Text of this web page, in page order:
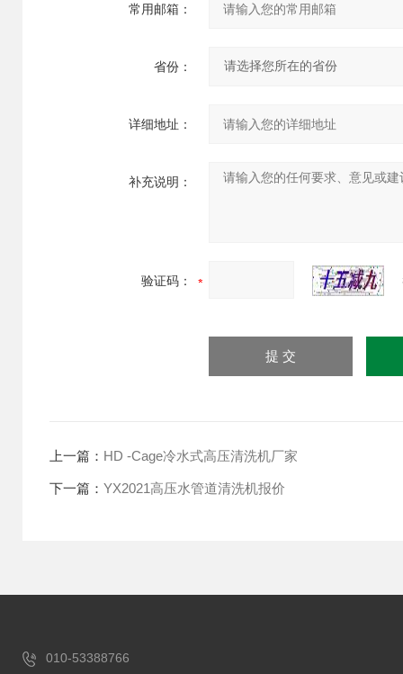
常用邮箱：
省份：
详细地址：
补充说明：
验证码：
上一篇： HD -Cage冷水式高压清洗机厂家
下一篇： YX2021高压水管道清洗机报价
010-53388766